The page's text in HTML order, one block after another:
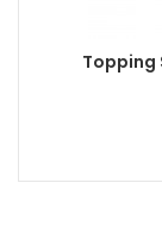
Topping